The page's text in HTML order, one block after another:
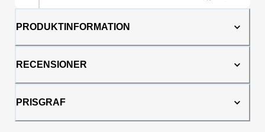
PRODUKTINFORMATION
RECENSIONER
PRISGRAF